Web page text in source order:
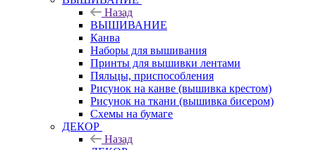
Назад
ВЫШИВАНИЕ
Канва
Наборы для вышивания
Принты для вышивки лентами
Пяльцы, приспособления
Рисунок на канве (вышивка крестом)
Рисунок на ткани (вышивка бисером)
Схемы на бумаге
ДЕКОР
Назад